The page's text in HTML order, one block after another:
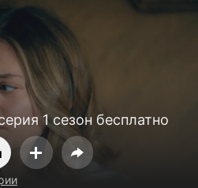
1 сезон бесплатно
Открыть приложение